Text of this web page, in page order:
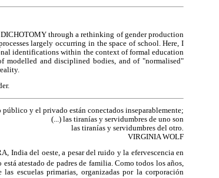
through a rethinking of gender production
largely occurring in the space of school. Here, I
identifications within the context of formal education
and disciplined bodies, and of "normalised"
público y el privado están conectados inseparablemente;
(...) las tiranías y servidumbres de uno son
las tiranías y servidumbres del otro
VIRGINIA WOLF
India del oeste, a pesar del ruido y la efervescencia en
está atestado de padres de familia. Como todos los años,
escuelas primarias, organizadas por la corporación